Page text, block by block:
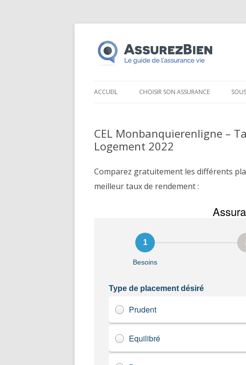
ACCUEIL CHOISIR SON ASSURANCE
CEL Monbanquierenligne –
Logement 2022
Comparez gratuitement les différents
meilleur taux de rendement :